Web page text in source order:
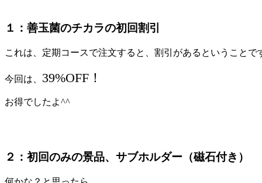
１：善玉菌のチカラの初回割引
これは、 定期コースで注文すると、割引があるということで
今回は、 39%OFF！
お得でしたよ^^
２：初回のみの景品、サブホルダー（磁石付き）